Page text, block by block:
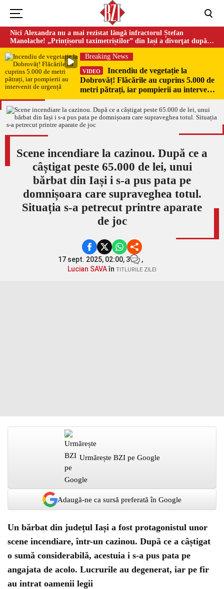
Nici Alexandra nu a mai rezistat lângă infractorul Ștefan
Manolache! „Prințișorul taximetriștilor” din Iași a divorţat după
doi ani de căsnicie
Breaking News
VIDEO
Incendiu de vegetație la
Dobrovăț! Flăcările au cuprins 5.000 de
metri pătrați, iar pompierii au intervenit
de urgență
Scene incendiare la cazinou. După ce a
câștigat peste 65.000 de lei, unui
bărbat din Iași i s-a pus pata pe
domnișoara care supraveghea totul.
Situația s-a petrecut printre aparate
de joc
17 sept. 2025, 02:00, 3
,
Lucian SAVAîn TITLURILE ZILEI
Urmărește BZI pe Google
Adaugă-ne ca sursă preferată în Google
Un bărbat din județul Iași a fost protagonistul unor
scene incendiare, într-un cazinou. După ce a câștigat
o sumă considerabilă, acestuia i s-a pus pata pe
angajata de acolo. Lucrurile au degenerat, iar pe fir
au intrat oamenii legii